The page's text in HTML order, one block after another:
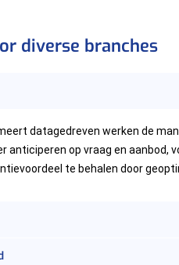
diverse branches
datagedreven werken de
anticiperen op vraag en
te behalen door